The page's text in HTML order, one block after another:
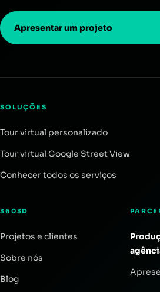
Apresentar um projeto
SOLUÇÕES
Tour virtual personalizado
Tour virtual Google Street View
Conhecer todos os serviços
3603D
Projetos e clientes
Sobre nós
Blog